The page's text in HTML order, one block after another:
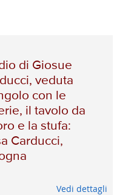
di Giosue
veduta
con le
il tavolo da
e la stufa:
Carducci,
Vedi dettagli